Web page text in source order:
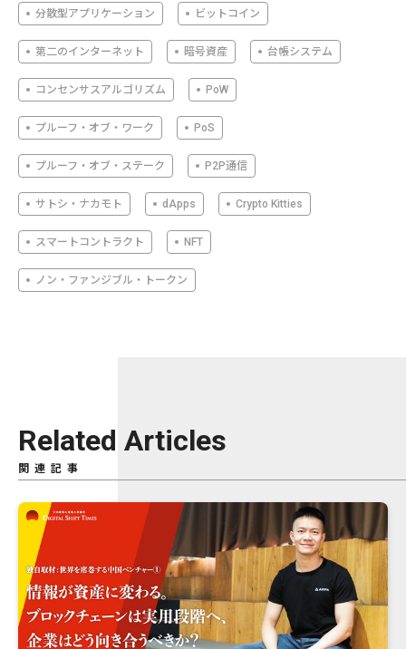
分散型アプリケーション ビットコイン
第二のインターネット 暗号資産 台帳システム
コンセンサスアルゴリズム PoW
プルーフ・オブ・ワーク PoS
プルーフ・オブ・ステーク P2P通信
サトシ・ナカモト dApps Crypto Kitties
スマートコントラクト NFT
ノン・ファンジブル・トークン
Related Articles
関連記事